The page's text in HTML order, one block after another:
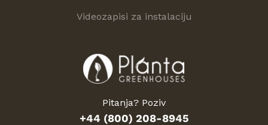
Videozapisi za instalaciju
Pitanja? Poziv
+44 (800) 208-8945